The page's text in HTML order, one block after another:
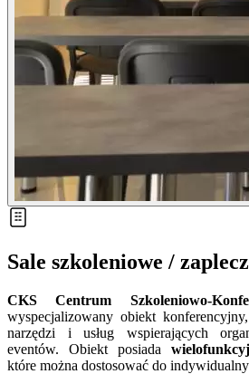
Sale szkoleniowe /
CKS Centrum Szkoleniowo-
wyspecjalizowany obiekt
narzędzi i usług wspierających
eventów. Obiekt posiada
które można dostosować do